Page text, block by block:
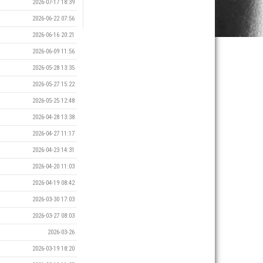
2026-07-17 18:39
2026-06-22 07:56
2026-06-16 20:21
2026-06-09 11:56
2026-05-28 13:35
2026-05-27 15:22
2026-05-25 12:48
2026-04-28 13:38
2026-04-27 11:17
2026-04-23 14:31
2026-04-20 11:03
2026-04-19 08:42
2026-03-30 17:03
2026-03-27 08:03
2026-03-26
2026-03-19 18:20